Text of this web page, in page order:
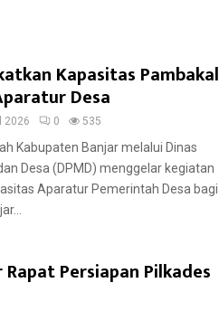
Kapasitas Pambakal
Desa
2026 0 535
Kabupaten Banjar melalui Dinas
Desa (DPMD) menggelar kegiatan
Aparatur Pemerintah Desa bagi
Persiapan Pilkades